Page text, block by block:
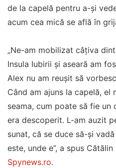
de la capelă pentru a-și
acum cea mică se află în
„Ne-am mobilizat câțiva
Insula Iubirii și aseară am
Alex nu am reușit să
Când am ajuns la capelă, el
seama, cum poate să fie
era descoperit. L-am auzit
sunat, că se duce să-și
este, unde e”, a spus
Spynews.ro.